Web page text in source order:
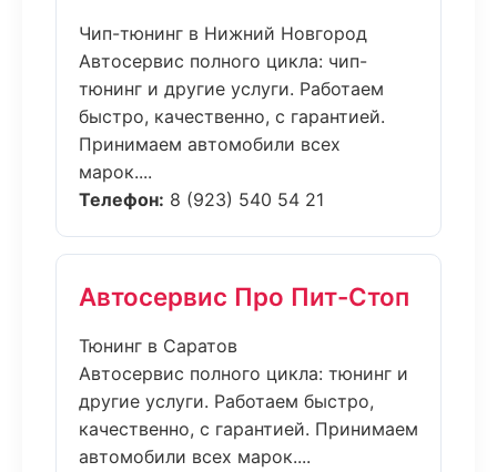
Чип-тюнинг в Нижний Новгород
Автосервис полного цикла: чип-
тюнинг и другие услуги. Работаем
быстро, качественно, с гарантией.
Принимаем автомобили всех
марок....
Телефон: 8 (923) 540 54 21
Автосервис Про Пит-Стоп
Тюнинг в Саратов
Автосервис полного цикла: тюнинг и
другие услуги. Работаем быстро,
качественно, с гарантией. Принимаем
автомобили всех марок....